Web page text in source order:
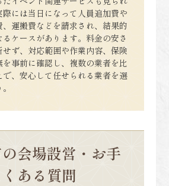
際には当日になって人員追加費や
、運搬費などを請求され、結果的
るケースがあります。料金の安さ
せず、対応範囲や作業内容、保険
を事前に確認し、複数の業者を比
で、安心して任せられる業者を選
会場設営・お手
ある質問